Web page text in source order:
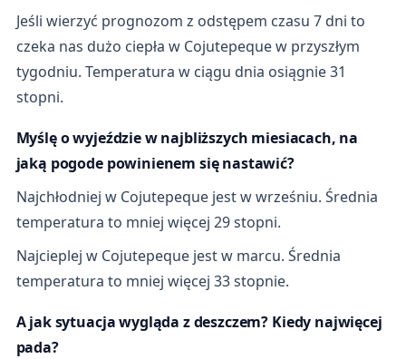
Jeśli wierzyć prognozom z odstępem czasu 7 dni to
czeka nas dużo ciepła w Cojutepeque w przyszłym
tygodniu. Temperatura w ciągu dnia osiągnie 31
stopni.
Myślę o wyjeździe w najbliższych miesiacach, na
jaką pogode powinienem się nastawić?
Najchłodniej w Cojutepeque jest w wrześniu. Średnia
temperatura to mniej więcej 29 stopni.
Najcieplej w Cojutepeque jest w marcu. Średnia
temperatura to mniej więcej 33 stopnie.
A jak sytuacja wygląda z deszczem? Kiedy najwięcej
pada?